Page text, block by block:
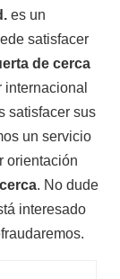
es un
satisfacer
de cerca
satisfacer sus
un servicio
orientación
. No dude
interesado